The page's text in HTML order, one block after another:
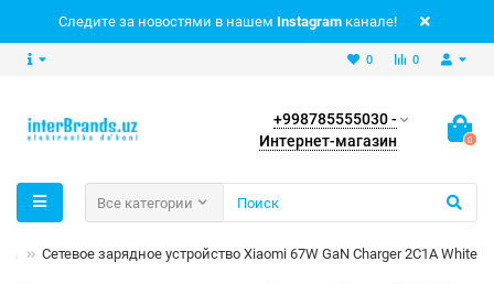
Следите за новостями в нашем Instagram канале!
0
0
+998785555030 -
Интернет-магазин
0
Все категории
Сетевое зарядное устройство Xiaomi 67W GaN Charger 2C1A White